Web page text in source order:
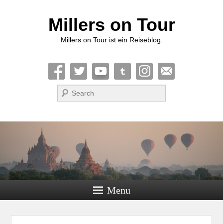
Millers on Tour
Millers on Tour ist ein Reiseblog.
Suche
Menu